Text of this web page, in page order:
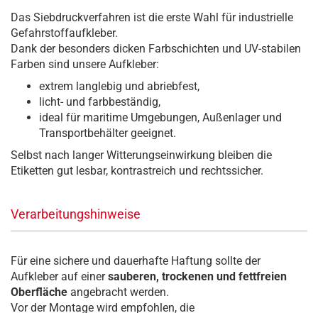
Das Siebdruckverfahren ist die erste Wahl für industrielle
Gefahrstoffaufkleber.
Dank der besonders dicken Farbschichten und UV-stabilen
Farben sind unsere Aufkleber:
extrem langlebig und abriebfest,
licht- und farbbeständig,
ideal für maritime Umgebungen, Außenlager und
Transportbehälter geeignet.
Selbst nach langer Witterungseinwirkung bleiben die
Etiketten gut lesbar, kontrastreich und rechtssicher.
Verarbeitungshinweise
Für eine sichere und dauerhafte Haftung sollte der
Aufkleber auf einersauberen, trockenen und fettfreien
Oberfläche angebracht werden.
Vor der Montage wird empfohlen, die